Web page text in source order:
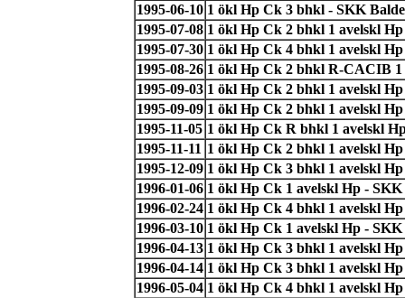
1995-06-10 1 ökl Hp Ck 3 bhkl - SKK
1995-07-08 1 ökl Hp Ck 2 bhkl 1 avelskl
1995-07-30 1 ökl Hp Ck 4 bhkl 1 avelskl
1995-08-26 1 ökl Hp Ck 2 bhkl R-CACIB
1995-09-03 1 ökl Hp Ck 2 bhkl 1 avelskl
1995-09-09 1 ökl Hp Ck 2 bhkl 1 avelskl
1995-11-05 1 ökl Hp Ck R bhkl 1 avelskl
1995-11-11 1 ökl Hp Ck 2 bhkl 1 avelskl
1995-12-09 1 ökl Hp Ck 3 bhkl 1 avelskl
1996-01-06 1 ökl Hp Ck 1 avelskl Hp -
1996-02-24 1 ökl Hp Ck 4 bhkl 1 avelskl
1996-03-10 1 ökl Hp Ck 1 avelskl Hp -
1996-04-13 1 ökl Hp Ck 3 bhkl 1 avelskl
1996-04-14 1 ökl Hp Ck 3 bhkl 1 avelskl
1996-05-04 1 ökl Hp Ck 4 bhkl 1 avelskl